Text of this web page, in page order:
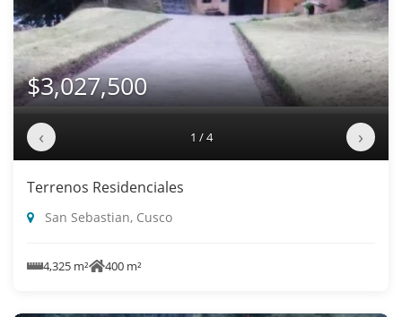
$3,027,500
‹ 1 / 4 ›
Terrenos Residenciales
San Sebastian, Cusco
4,325 m² 400 m²